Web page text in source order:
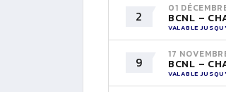
2
01
BCNL –
VALABLE
9
17
BCNL –
VALABLE